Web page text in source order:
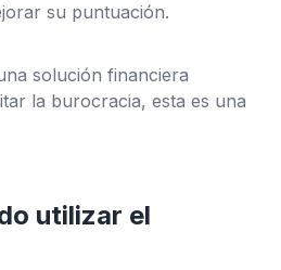
su puntuación.
solución financiera
la burocracia, esta es una
utilizar el